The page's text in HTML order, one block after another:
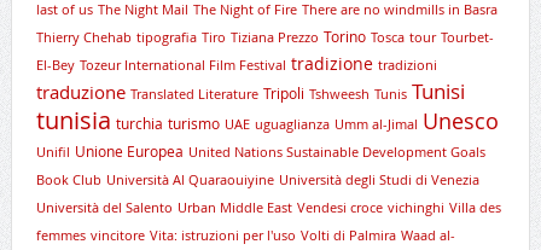
last of us The Night Mail The Night of Fire There are no windmills in Basra
Thierry Chehab tipografia Tiro Tiziana Prezzo Torino Tosca tour Tourbet-
El-Bey Tozeur International Film Festival tradizione tradizioni
traduzione Translated Literature Tripoli Tshweesh Tunis Tunisi
tunisia turchia turismo UAE uguaglianza Umm al-Jimal Unesco
Unifil Unione Europea United Nations Sustainable Development Goals
Book Club Università Al Quaraouiyine Università degli Studi di Venezia
Università del Salento Urban Middle East Vendesi croce vichinghi Villa des
femmes vincitore Vita: istruzioni per l'uso Volti di Palmira Waad al-